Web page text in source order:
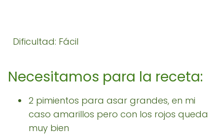
Dificultad: Fácil
Necesitamos para la receta:
2 pimientos para asar grandes, en mi
caso amarillos pero con los rojos queda
muy bien